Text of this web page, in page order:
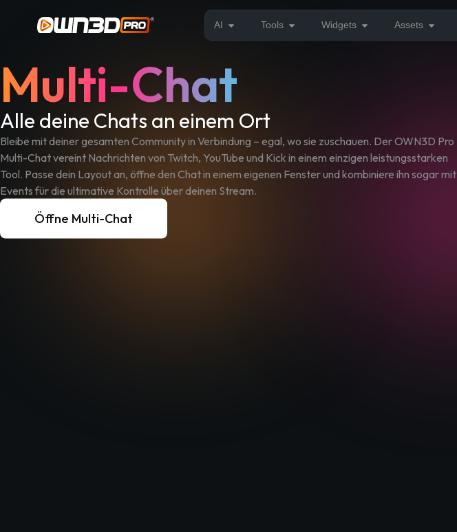
AI Tools Widgets Assets
Multi-Chat
Alle deine Chats an einem Ort
Bleibe mit deiner gesamten Community in Verbindung – egal, wo sie zuschauen. Der OWN3D Pro
Multi-Chat vereint Nachrichten von Twitch, YouTube und Kick in einem einzigen leistungsstarken
Tool. Passe dein Layout an, öffne den Chat in einem eigenen Fenster und kombiniere ihn sogar mit
Events für die ultimative Kontrolle über deinen Stream.
Öffne Multi-Chat